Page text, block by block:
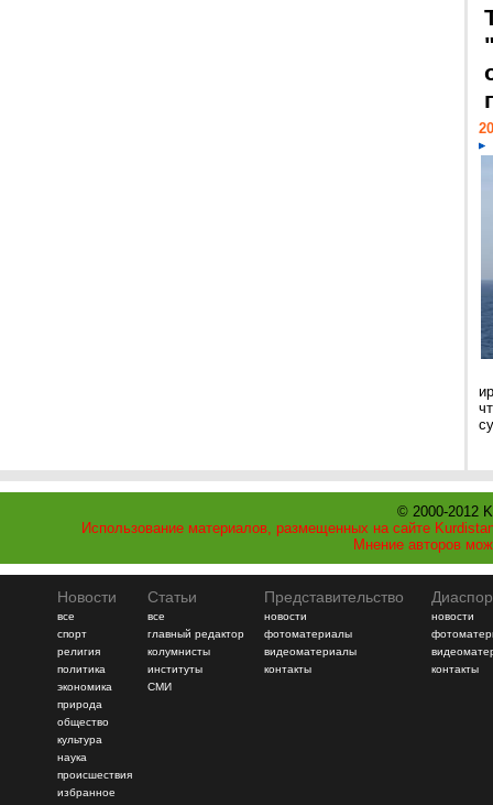
© 2000-2012
Использование материалов, размещенных на сайте
Мнение авторов
Новости
все
спорт
религия
политика
экономика
природа
общество
культура
наука
происшествия
избранное
Статьи
все
главный редактор
колумнисты
институты
СМИ
Представительство
новости
фотоматериалы
видеоматериалы
контакты
новости
контакты